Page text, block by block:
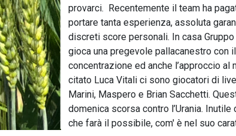
provarci. Recentemente il team ha
portare tanta esperienza, assoluta
discreti score personali. In casa
gioca una pregevole pallacanestro con
concentrazione ed anche l’approccio
citato Luca Vitali ci sono giocatori di
Marini, Maspero e Brian Sacchetti.
domenica scorsa contro l’Urania.
che farà il possibile, com' è nel suo